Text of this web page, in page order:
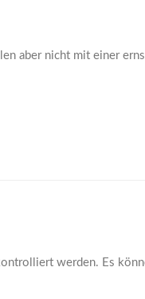
aber nicht mit einer
werden. Es